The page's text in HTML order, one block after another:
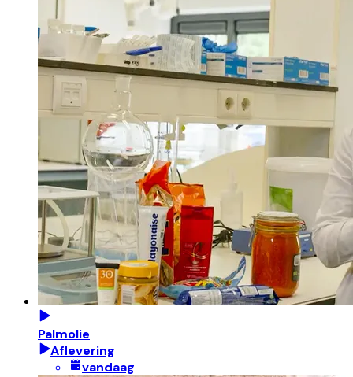
Palmolie
Aflevering
vandaag